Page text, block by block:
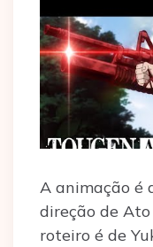
A animação é
direção de
roteiro é de